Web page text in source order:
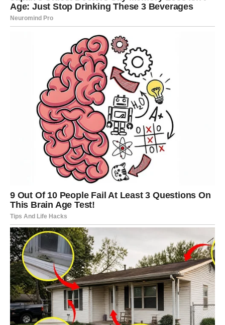
Rakovi su među najvećim miljenicima zvijezda u ovom
Poslije mnogo tuge i razočaranja dolazi sreća koja vam
vraća osmijeh i vjeru u život.
Sudbina vam šalje ono što ste dugo
Pred vama su veoma nježni i sretni trenuci.
Lavovima dolazi veliki poslovni i finansijski uspjeh.
Sve ono što ste dugo gradili sada konačno donosi
ozbiljan novac i priznanje.
Vrijeme velikog obilja tek počinje
Pred vama su veoma uspješni dani.